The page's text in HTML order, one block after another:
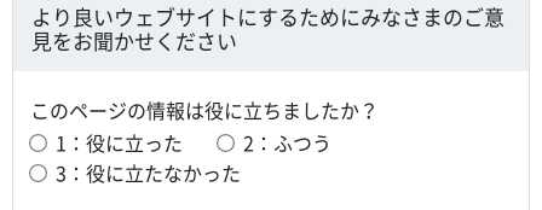
開
きを
開
ま
す
より良いウェブサイトにするためにみなさまのご意
見をお聞かせください
このページの情報は役に立ちましたか？
1：役に立った
2：ふつう
3：役に立たなかった